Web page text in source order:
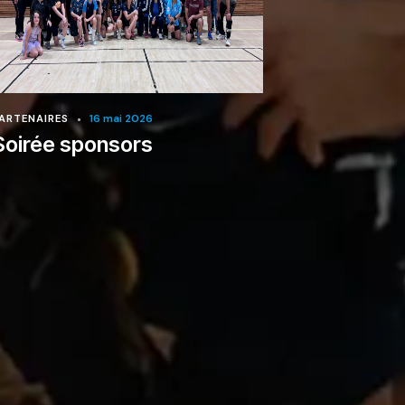
16 mai 2026
sponsors